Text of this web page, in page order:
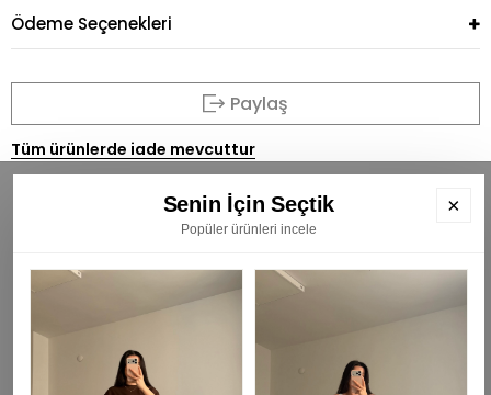
Ödeme Seçenekleri
Paylaş
Tüm ürünlerde iade mevcuttur
BÜLTENİMİZE ÜYE OLUN
Senin İçin Seçtik
Popüler ürünleri incele
×